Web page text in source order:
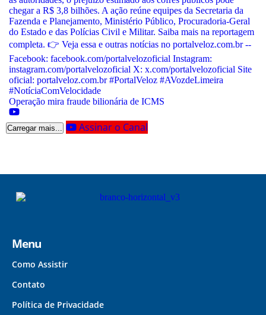
Operação mira fraude bilionária de ICMS
Carregar mais... Assinar o Canal
Menu
Como Assistir
Contato
Política de Privacidade